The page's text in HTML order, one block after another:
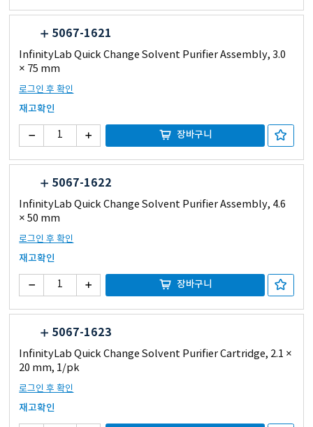
5067-1621
InfinityLab Quick Change Solvent Purifier Assembly, 3.0
× 75 mm
로그인 후 확인
재고확인
장바구니
5067-1622
InfinityLab Quick Change Solvent Purifier Assembly, 4.6
× 50 mm
로그인 후 확인
재고확인
장바구니
5067-1623
InfinityLab Quick Change Solvent Purifier Cartridge, 2.1 ×
20 mm, 1/pk
로그인 후 확인
재고확인